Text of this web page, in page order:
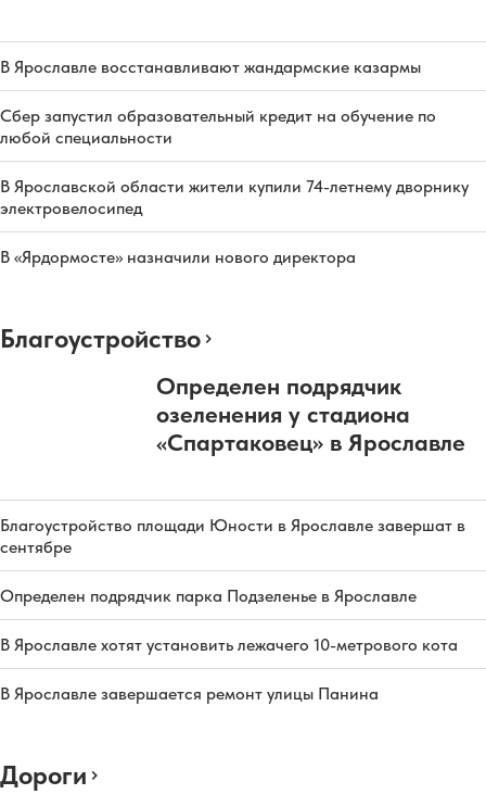
В Ярославле восстанавливают жандармские казармы
Сбер запустил образовательный кредит на обучение по
любой специальности
В Ярославской области жители купили 74-летнему дворнику
электровелосипед
В «Ярдормосте» назначили нового директора
Благоустройство
Определен подрядчик
озеленения у стадиона
«Спартаковец» в Ярославле
Благоустройство площади Юности в Ярославле завершат в
сентябре
Определен подрядчик парка Подзеленье в Ярославле
В Ярославле хотят установить лежачего 10-метрового кота
В Ярославле завершается ремонт улицы Панина
Дороги